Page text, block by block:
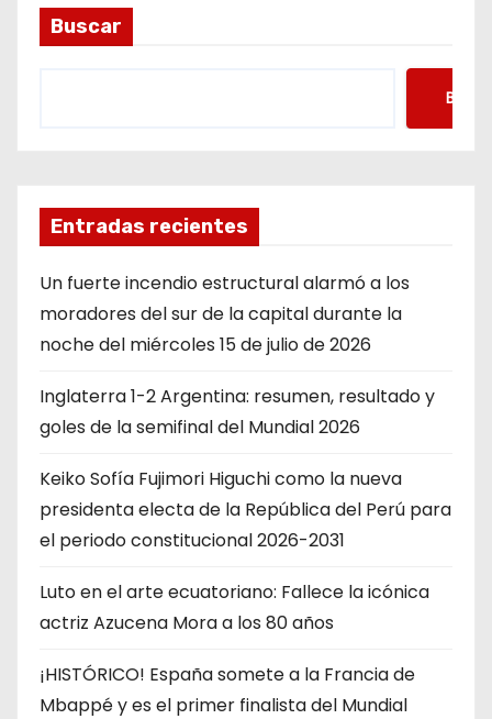
Buscar
Entradas recientes
Un fuerte incendio estructural alarmó a los
moradores del sur de la capital durante la
noche del miércoles 15 de julio de 2026
Inglaterra 1-2 Argentina: resumen, resultado y
goles de la semifinal del Mundial 2026
Keiko Sofía Fujimori Higuchi como la nueva
presidenta electa de la República del Perú para
el periodo constitucional 2026-2031
Luto en el arte ecuatoriano: Fallece la icónica
actriz Azucena Mora a los 80 años
¡HISTÓRICO! España somete a la Francia de
Mbappé y es el primer finalista del Mundial